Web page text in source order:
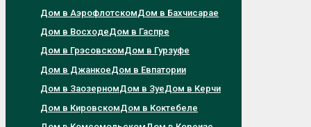
Дом в АэрофлотскомДом в Бахчисарае
Дом в ВосходеДом в Гаспре
Дом в ГрэсовскомДом в Гурзуфе
Дом в ДжанкоеДом в Евпатории
Дом в ЗаозерномДом в ЗуеДом в Керчи
Дом в КировскомДом в Коктебеле